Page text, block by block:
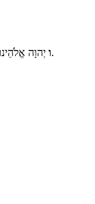
ויְהוָה אֱלֹהֵינוּ דִּבֶּר אֵלֵינוּ, בְּחֹרֵב לֵאמֹר: רַב-לָכֶם שֶׁבֶת, בָּהָר הַזֶּה.